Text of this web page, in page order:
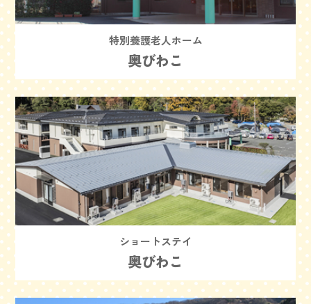
特別養護老人ホーム
奥びわこ
ショートステイ
奥びわこ